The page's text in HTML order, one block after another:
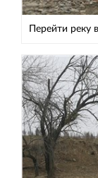
Перейти реку